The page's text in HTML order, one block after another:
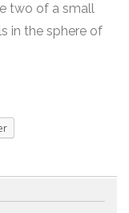
two of a small
in the sphere of